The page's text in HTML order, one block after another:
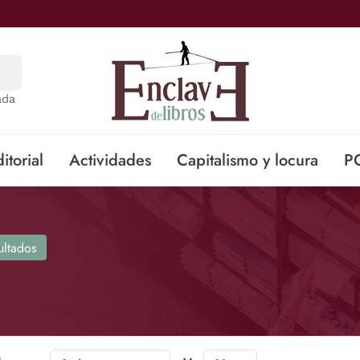
Actividades Capitalismo y locura